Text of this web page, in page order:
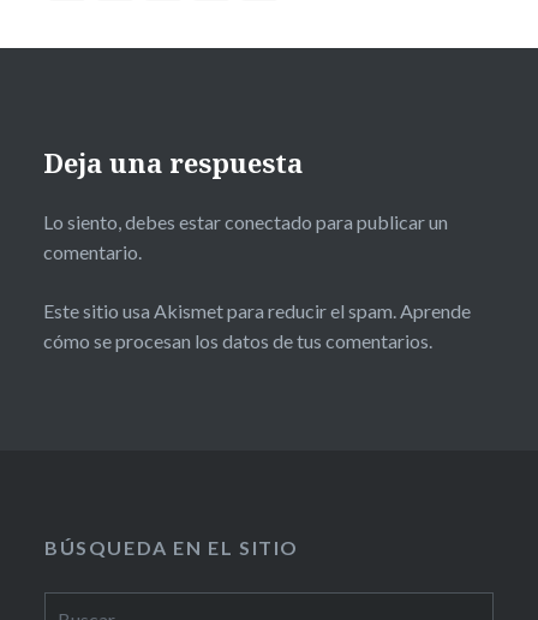
Deja una respuesta
Lo siento, debes estarconectado para publicar un
comentario.
Este sitio usa Akismet para reducir el spam.Aprende
cómo se procesan los datos de tus comentarios.
BÚSQUEDA EN EL SITIO